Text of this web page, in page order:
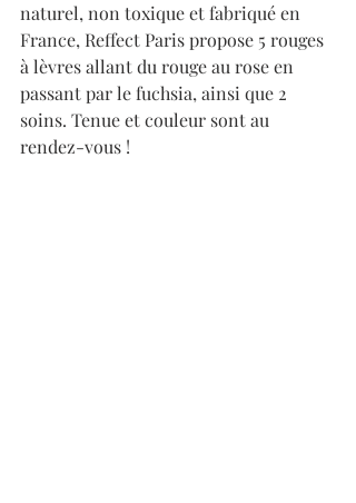
naturel, non toxique et fabriqué en
France, Reffect Paris propose 5 rouges
à lèvres allant du rouge au rose en
passant par le fuchsia, ainsi que 2
soins. Tenue et couleur sont au
rendez-vous !